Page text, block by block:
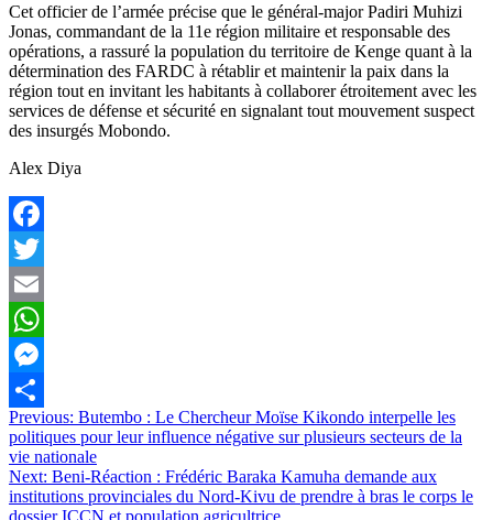
Cet officier de l’armée précise que le général-major Padiri Muhizi
Jonas, commandant de la 11e région militaire et responsable des
opérations, a rassuré la population du territoire de Kenge quant à la
détermination des FARDC à rétablir et maintenir la paix dans la
région tout en invitant les habitants à collaborer étroitement avec les
services de défense et sécurité en signalant tout mouvement suspect
des insurgés Mobondo.
Alex Diya
Facebook
Twitter
Email
WhatsApp
Messenger
Partager
Navigation
de
l’article
Previous: Butembo : Le Chercheur Moïse Kikondo interpelle les
politiques pour leur influence négative sur plusieurs secteurs de la
vie nationale
Next: Beni-Réaction : Frédéric Baraka Kamuha demande aux
institutions provinciales du Nord-Kivu de prendre à bras le corps le
dossier ICCN et population agricultrice